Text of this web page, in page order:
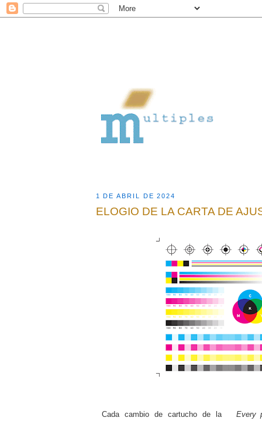
1 DE ABRIL DE 2024
ELOGIO DE LA CARTA DE
Cada cambio de cartucho de la
Every